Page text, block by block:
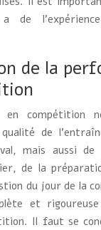
de
de la
en compétition
de
mais aussi de
de la
du jour de la
et
Il faut se